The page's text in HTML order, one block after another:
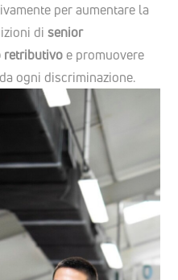
per aumentare la
di senior
retributivoe promuovere
ogni discriminazione.